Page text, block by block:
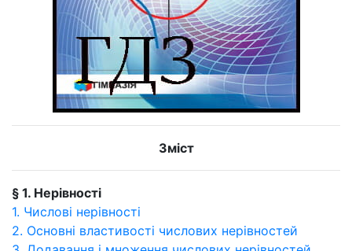
Зміст
§ 1. Нерівності
1. Числові нерівності
2. Основні властивості числових нерівностей